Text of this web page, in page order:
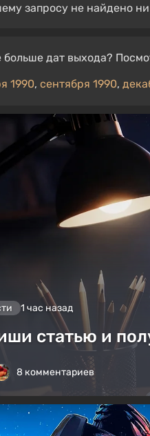
запросу не найдено
больше дат выхода?
1990, сентября 1990,
1 час назад
статью и
8 комментариев